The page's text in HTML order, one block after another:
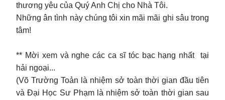
thương yêu của Quý Anh Chị cho Nhà Tôi.
Những ân tình này chúng tôi xin mãi mãi ghi sâu trong
tâm!
** Mời xem và nghe các ca sĩ tóc bạc hạng nhất tại
hải ngoại...
(Võ Trường Toản là nhiệm sở toàn thời gian đầu tiên
và Đại Học Sư Phạm là nhiệm sở toàn thời gian sau